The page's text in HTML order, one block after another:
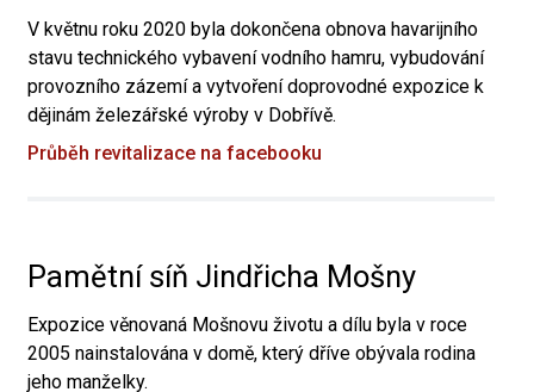
V květnu roku 2020 byla dokončena obnova havarijního
stavu technického vybavení vodního hamru, vybudování
provozního zázemí a vytvoření doprovodné expozice k
dějinám železářské výroby v Dobřívě.
Průběh revitalizace na facebooku
Pamětní síň Jindřicha Mošny
Expozice věnovaná Mošnovu životu a dílu byla v roce
2005 nainstalována v domě, který dříve obývala rodina
jeho manželky.